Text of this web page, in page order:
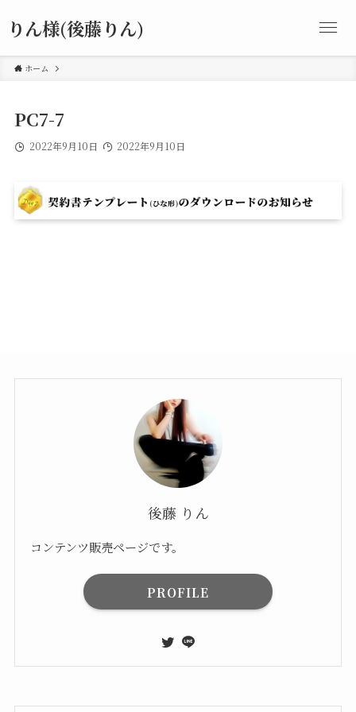
りん様(後藤りん)
ホーム
PC7-7
2022年9月10日 2022年9月10日
後藤 りん
コンテンツ販売ページです。
PROFILE